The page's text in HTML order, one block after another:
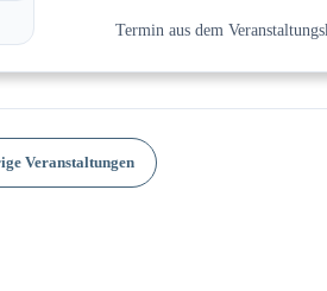
Termin aus dem
Veranstaltungen